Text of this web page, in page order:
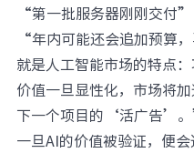
“第一批服务器刚刚交付”
“年内可能还会追加预算
就是人工智能市场的特点
价值一旦显性化，市场将
下一个项目的‘活广告’。
一旦AI的价值被验证，便